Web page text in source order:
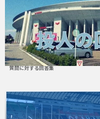
質問に対する回答集